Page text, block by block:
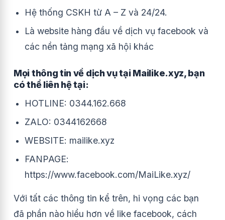
Hệ thống CSKH từ A – Z và 24/24.
Là website hàng đầu về dịch vụ facebook và
các nền tảng mạng xã hội khác
Mọi thông tin về dịch vụ tại Mailike.xyz, bạn
có thể liên hệ tại:
HOTLINE: 0344.162.668
ZALO: 0344162668
WEBSITE: mailike.xyz
FANPAGE:
https://www.facebook.com/MaiLike.xyz/
Với tất các thông tin kể trên, hi vọng các bạn
đã phần nào hiểu hơn về like facebook, cách